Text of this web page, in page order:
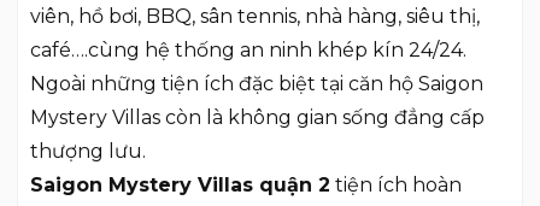
viên, hồ bơi, BBQ, sân tennis, nhà hàng, siêu thị,
café….cùng hệ thống an ninh khép kín 24/24.
Ngoài những tiện ích đặc biệt tại căn hộ Saigon
Mystery Villas còn là không gian sống đẳng cấp
thượng lưu.
Saigon Mystery Villas quận 2 tiện ích hoàn